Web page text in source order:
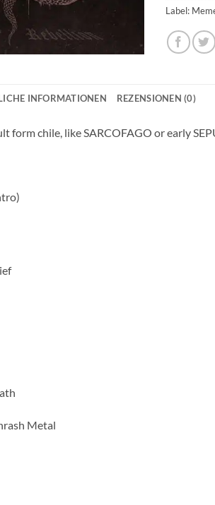
Label:
INFORMATIONEN REZENSIONEN (0)
form chile, like SARCOFAGO or early
Metal